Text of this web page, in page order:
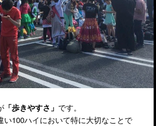
「歩きやすさ」 です。
い100ハイにおいて特に大切なことで